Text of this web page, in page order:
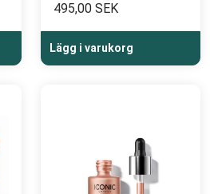
495,00 SEK
Lägg i varukorg